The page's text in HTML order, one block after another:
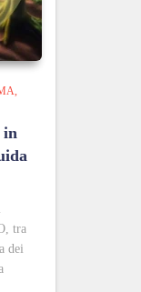
in
tra
dei